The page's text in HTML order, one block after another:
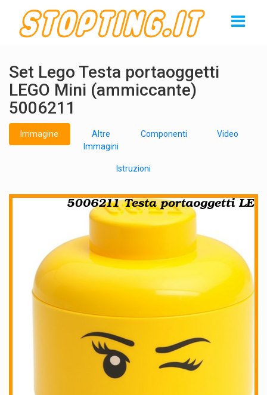
Set Lego Testa portaoggetti
LEGO Mini (ammiccante)
5006211
Immagine
Altre
Immagini
Componenti Video
Istruzioni